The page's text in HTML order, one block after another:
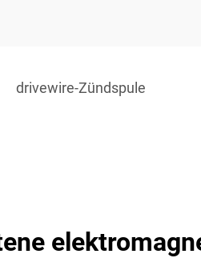
drivewire-Zündspule